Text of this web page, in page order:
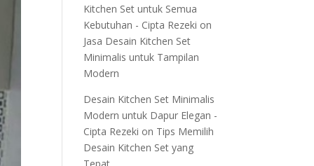
Kitchen Set untuk Semua
Kebutuhan - Cipta Rezeki on
Jasa Desain Kitchen Set
Minimalis untuk Tampilan
Modern
Desain Kitchen Set Minimalis
Modern untuk Dapur Elegan -
Cipta Rezeki on Tips Memilih
Desain Kitchen Set yang